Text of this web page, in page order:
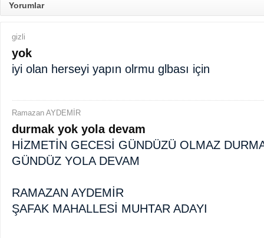
Yorumlar
gizli
yok
iyi olan herseyi yapın olrmu glbası için
Ramazan AYDEMİR
durmak yok yola devam
HİZMETİN GECESİ GÜNDÜZÜ OLMAZ
GÜNDÜZ YOLA DEVAM
RAMAZAN AYDEMİR
ŞAFAK MAHALLESİ MUHTAR ADAYI
60'lı yıllarda Konya'dan Gölbaşı'na